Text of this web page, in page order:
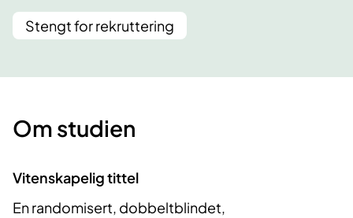
Stengt for rekruttering
Om studien
Vitenskapelig tittel
En randomisert, dobbeltblindet,